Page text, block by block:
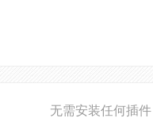
无需安装任何插件